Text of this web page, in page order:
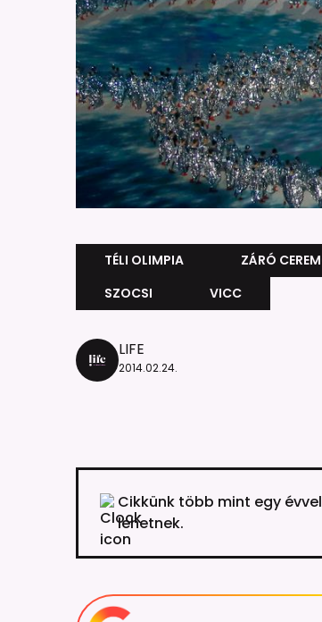
TÉLI OLIMPIA ZÁRÓ
SZOCSI
VICC
LIFE
2014.02.24.
Cikkünk több mint egy
lehetnek.